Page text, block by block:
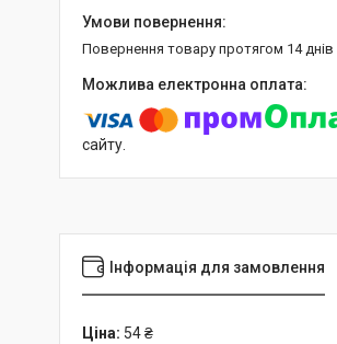
повернення товару протягом 14 днів
сайту.
Інформація для замовлення
Ціна: 54 ₴